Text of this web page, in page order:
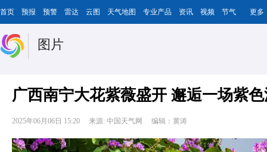
首页 预报 预警 雷达 云图 天气地图 专业产品 资讯 视频 节气 更多
图片
广西南宁大花紫薇盛开 邂逅一场紫
2025年06月06日 15:20 来源: 中国天气网 编辑：黄涛